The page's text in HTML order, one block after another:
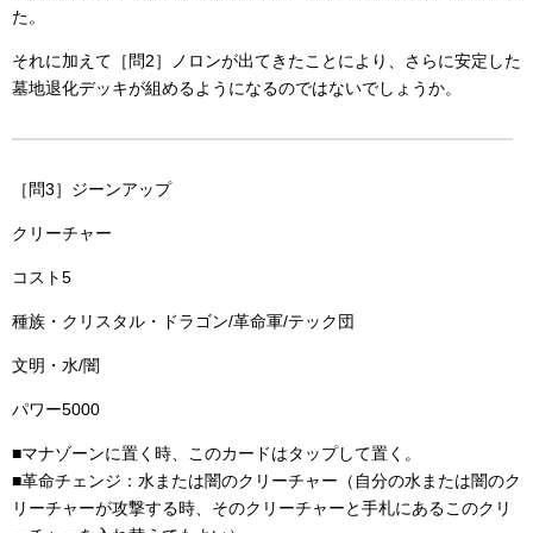
た。
それに加えて［問2］ノロンが出てきたことにより、さらに安定した
墓地退化デッキが組めるようになるのではないでしょうか。
［問3］ジーンアップ
クリーチャー
コスト5
種族・クリスタル・ドラゴン/革命軍/テック団
文明・水/闇
パワー5000
■マナゾーンに置く時、このカードはタップして置く。
■革命チェンジ：水または闇のクリーチャー（自分の水または闇のク
リーチャーが攻撃する時、そのクリーチャーと手札にあるこのクリ